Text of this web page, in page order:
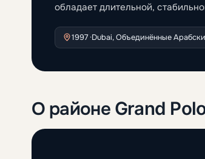
обладает длительной,
1997 ·Dubai, Объединённые
О районе Grand